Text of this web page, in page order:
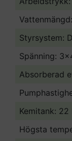
Styrsystem:
Spänning:
Absorberad
Kemitank: 22
Högsta
industri,
lantbruk
Kan
KTRI40341